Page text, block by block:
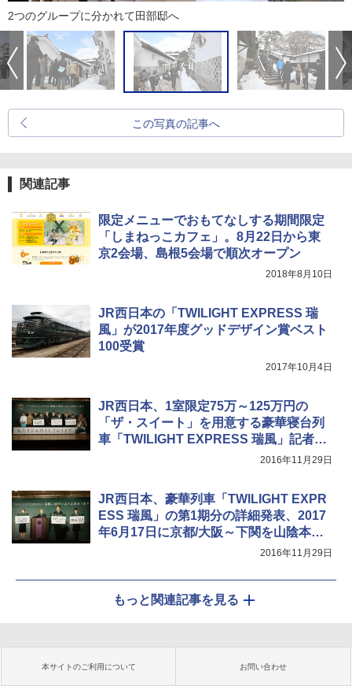
2つのグループに分かれて田部邸へ
この写真の記事へ
関連記事
限定メニューでおもてなしする期間限定
「しまねっこカフェ」。8月22日から東
京2会場、島根5会場で順次オープン
2018年8月10日
JR西日本の「TWILIGHT EXPRESS 瑞
風」が2017年度グッドデザイン賞ベスト
100受賞
2017年10月4日
JR西日本、1室限定75万～125万円の
「ザ・スイート」を用意する豪華寝台列
車「TWILIGHT EXPRESS 瑞風」記者会
2016年11月29日
JR西日本、豪華列車「TWILIGHT EXPR
ESS 瑞風」の第1期分の詳細発表、2017
年6月17日に京都/大阪～下関を山陰本線
2016年11月29日
もっと関連記事を見る
本サイトのご利用について お問い合わせ